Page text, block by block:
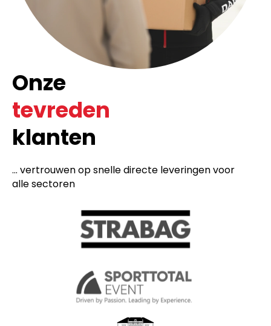
Onze
tevreden
klanten
... vertrouwen op snelle directe leveringen voor
alle sectoren